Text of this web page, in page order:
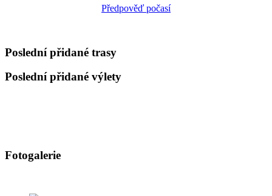
Předpověď počasí
Poslední přidané trasy
Poslední přidané výlety
Fotogalerie